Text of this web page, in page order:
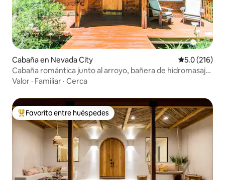
Cabaña en Nevada City Calificación
5.0 (216)
Cabaña romántica junto al arroyo, bañera de hidromasaje,
privacidad
Valor · Familiar · Cerca
De los mejores en Favorito entre huéspedes
Favorito entre huéspedes